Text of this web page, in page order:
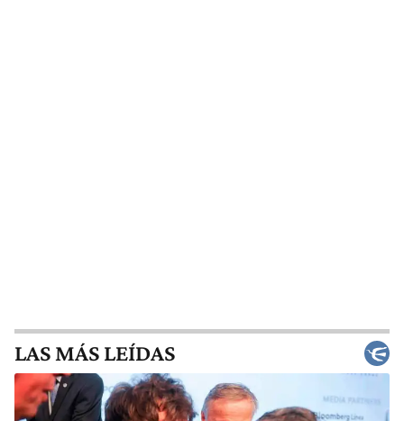
LAS MÁS LEÍDAS